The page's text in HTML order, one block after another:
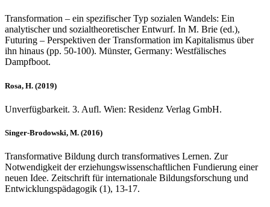
Transformation – ein spezifischer Typ sozialen Wandels: Ein
analytischer und sozialtheoretischer Entwurf. In M. Brie (ed.),
Futuring – Perspektiven der Transformation im Kapitalismus über
ihn hinaus (pp. 50-100). Münster, Germany: Westfälisches
Dampfboot.
Rosa, H. (2019)
Unverfügbarkeit. 3. Aufl. Wien: Residenz Verlag GmbH.
Singer-Brodowski, M. (2016)
Transformative Bildung durch transformatives Lernen. Zur
Notwendigkeit der erziehungswissenschaftlichen Fundierung einer
neuen Idee. Zeitschrift für internationale Bildungsforschung und
Entwicklungspädagogik (1), 13-17.